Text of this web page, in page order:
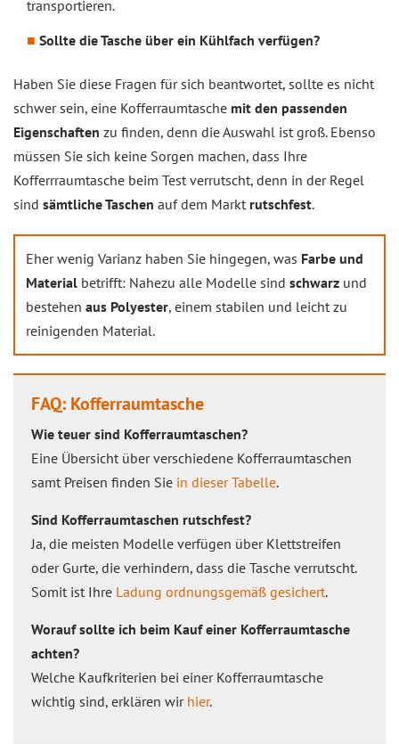
transportieren.
Sollte die Tasche über ein Kühlfach verfügen?
Haben Sie diese Fragen für sich beantwortet, sollte es nicht
schwer sein, eine Kofferraumtasche mit den passenden
Eigenschaften zu finden, denn die Auswahl ist groß. Ebenso
müssen Sie sich keine Sorgen machen, dass Ihre
Kofferrraumtasche beim Test verrutscht, denn in der Regel
sind sämtliche Taschen auf dem Markt rutschfest.
Eher wenig Varianz haben Sie hingegen, was Farbe und
Material betrifft: Nahezu alle Modelle sind schwarz und
bestehen aus Polyester, einem stabilen und leicht zu
reinigenden Material.
FAQ: Kofferraumtasche
Wie teuer sind Kofferraumtaschen?
Eine Übersicht über verschiedene Kofferraumtaschen
samt Preisen finden Sie in dieser Tabelle.
Sind Kofferraumtaschen rutschfest?
Ja, die meisten Modelle verfügen über Klettstreifen
oder Gurte, die verhindern, dass die Tasche verrutscht.
Somit ist Ihre Ladung ordnungsgemäß gesichert.
Worauf sollte ich beim Kauf einer Kofferraumtasche
achten?
Welche Kaufkriterien bei einer Kofferraumtasche
wichtig sind, erklären wir hier.